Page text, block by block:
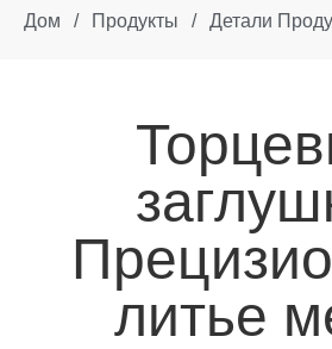
Дом / Продукты / Детали
литье